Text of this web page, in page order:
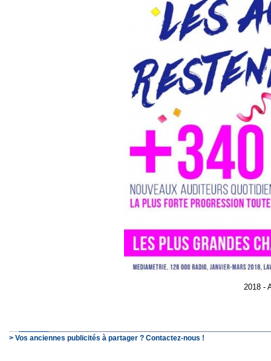
2018 -
> Vos anciennes publicités à partager ? Contactez-nous !